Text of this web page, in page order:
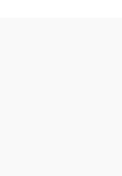
utgitt. Det kan ha